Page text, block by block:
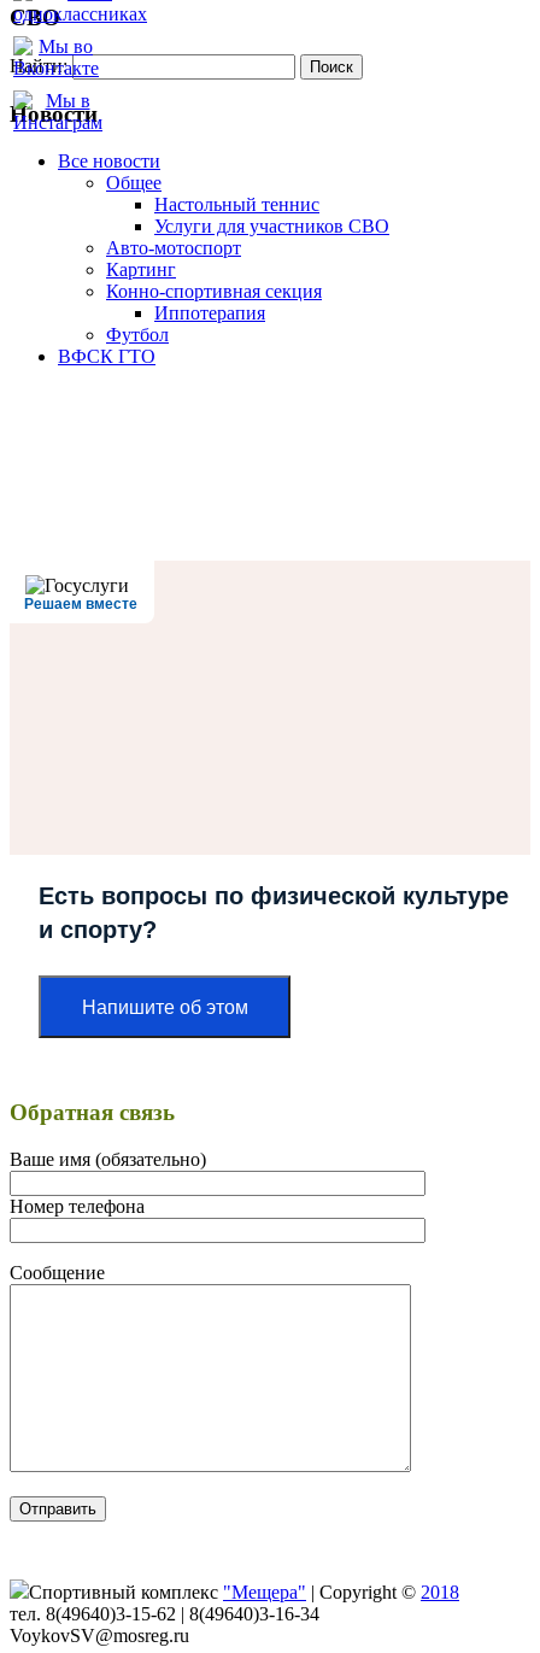
СВО
Найти:
Новости
Все новости
Oбщее
Настольный теннис
Услуги для участников СВО
Авто-мотоспорт
Картинг
Конно-спортивная секция
Иппотерапия
Футбол
ВФСК ГТО
Решаем вместе
Есть вопросы по физической культуре
и спорту?
Напишите об этом
Обратная связь
Ваше имя (обязательно)
Номер телефона
Сообщение
Спортивный комплекс "Мещера" | Copyright © 2018
тел. 8(49640)3-15-62 | 8(49640)3-16-34
VoykovSV@mosreg.ru